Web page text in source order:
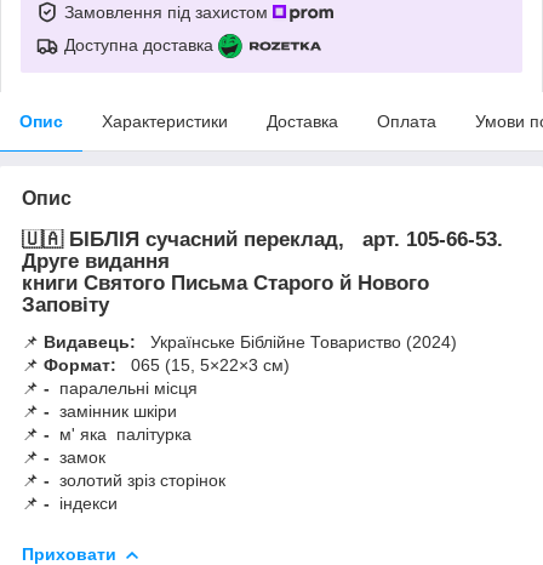
Замовлення під захистом
Доступна доставка
Опис Характеристики Доставка Оплата Умови
Опис
🇺🇦 БІБЛІЯ сучасний переклад, арт. 105-66-53.
Друге видання
книги Святого Письма Старого й Нового
Заповіту
📌 Видавець: Українське Біблійне Товариство (2024)
📌 Формат:
065 (15, 5×22×3 см)
📌 - паралельні місця
📌 - замінник шкіри
📌 - м' яка палітурка
📌 - замок
📌 - золотий зріз сторінок
📌 - індекси
Приховати